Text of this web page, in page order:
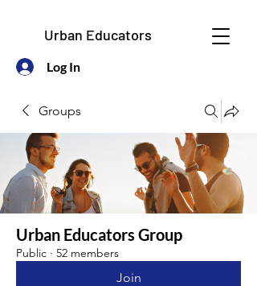
Urban Educators
Log In
Groups
Urban Educators Group
Public · 52 members
Join